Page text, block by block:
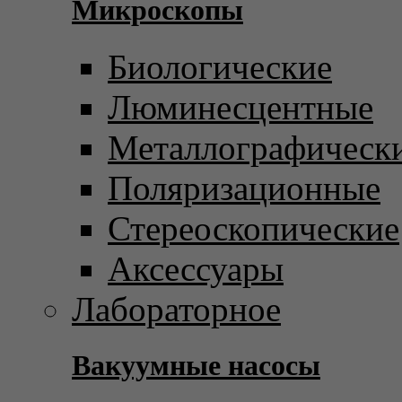
Микроскопы
Биологические
Люминесцентные
Поляризационные
Стереоскопические
Аксессуары
Лабораторное
Вакуумные насосы